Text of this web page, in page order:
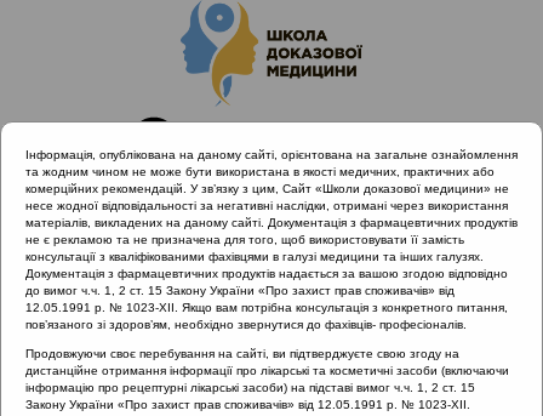
Головна Проведені заходи :: Алергічний риніт
Проведені заходи::Алергічний риніт
Рубрика:
Інформація, опублікована на даному сайті, орієнтована на загальне ознайомлення
та жодним чином не може бути використана в якості медичних, практичних або
комерційних рекомендацій. У зв’язку з цим, Сайт «Школи доказової медицини» не
несе жодної відповідальності за негативні наслідки, отримані через використання
матеріалів, викладених на даному сайті. Документація з фармацевтичних продуктів
не є рекламою та не призначена для того, щоб використовувати її замість
консультації з кваліфікованими фахівцями в галузі медицини та інших галузях.
Документація з фармацевтичних продуктів надається за вашою згодою відповідно
до вимог ч.ч. 1, 2 ст. 15 Закону України «Про захист прав споживачів» від
12.05.1991 р. № 1023-XII. Якщо вам потрібна консультація з конкретного питання,
пов’язаного зі здоров’ям, необхідно звернутися до фахівців- професіоналів.
Продовжуючи своє перебування на сайті, ви підтверджуєте свою згоду на
дистанційне отримання інформації про лікарські та косметичні засоби (включаючи
інформацію про рецептурні лікарські засоби) на підставі вимог ч.ч. 1, 2 ст. 15
Закону України «Про захист прав споживачів» від 12.05.1991 р. № 1023-XII.